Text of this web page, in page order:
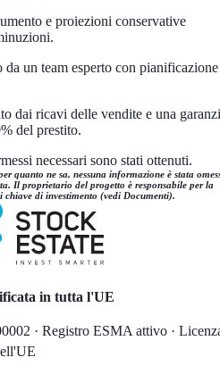
e proiezioni conservative
un team esperto con pianificazione
dai ricavi delle vendite e una
del prestito.
necessari sono stati ottenuti.
quanto ne sa, nessuna informazione è stata
Il proprietario del progetto è responsabile per la
di investimento (vedi Documenti).
in tutta l'UE
· Registro ESMA attivo ·